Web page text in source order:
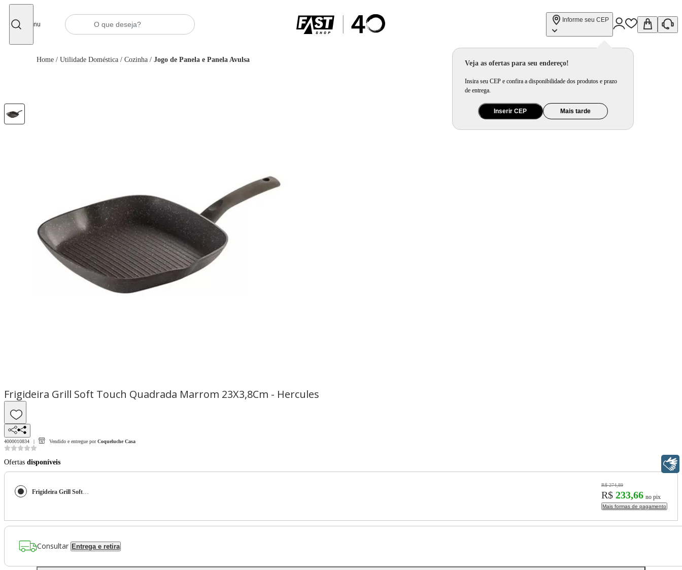
Menu
Informe seu CEP
Veja as ofertas para seu endereço!
Insira seu CEP e confira a disponibilidade dos produtos e prazo
de entrega.
Inserir CEP Mais tarde
Home / Utilidade Doméstica / Cozinha / Jogo de Panela e Panela Avulsa
Frigideira Grill Soft Touch Quadrada Marrom 23X3,8Cm - Hercules
4000010834 Vendido e entregue por Coqueluche Casa
Ofertas disponíveis
Frigideira Grill Soft Touch Quadrada Marrom 23X3,8Cm - Hercules
R$ 274,89
R$ 233,66 no pix
Mais formas de pagamento
Consultar Entrega e retira